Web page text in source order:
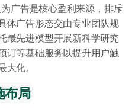
广告是核心盈利来源，排斥
体广告形态交由专业团队规
最先进模型开展新科学研究
订等基础服务以提升用户触
大化。
布局